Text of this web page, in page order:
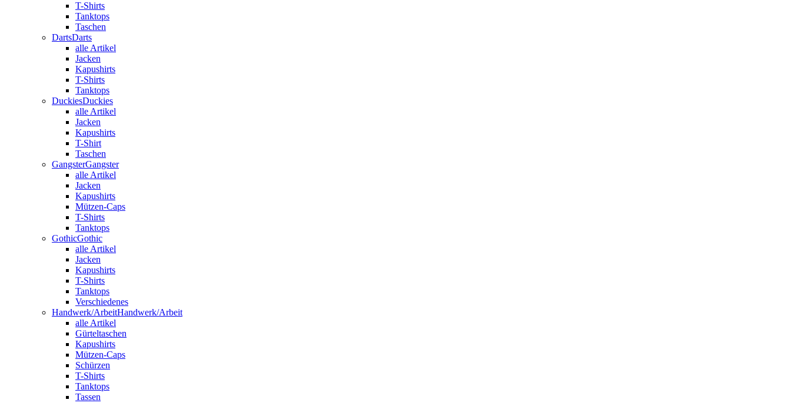
T-Shirts
Tanktops
Taschen
DartsDarts
alle Artikel
Jacken
Kapushirts
T-Shirts
Tanktops
DuckiesDuckies
alle Artikel
Jacken
Kapushirts
T-Shirt
Taschen
GangsterGangster
alle Artikel
Jacken
Kapushirts
Mützen-Caps
T-Shirts
Tanktops
GothicGothic
alle Artikel
Jacken
Kapushirts
T-Shirts
Tanktops
Verschiedenes
Handwerk/ArbeitHandwerk/Arbeit
alle Artikel
Gürteltaschen
Kapushirts
Mützen-Caps
Schürzen
T-Shirts
Tanktops
Tassen